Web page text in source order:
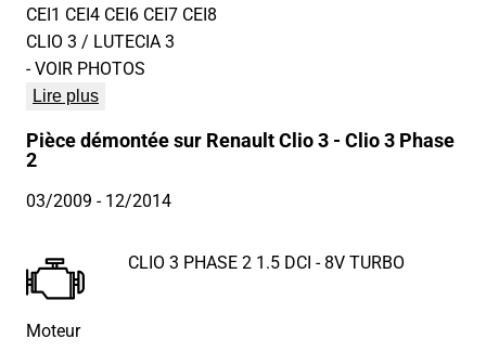
CEI1 CEI4 CEI6 CEI7 CEI8
CLIO 3 / LUTECIA 3
- VOIR PHOTOS
Lire plus
Pièce démontée sur Renault Clio 3 - Clio 3 Phase
2
03/2009 - 12/2014
Moteur
CLIO 3 PHASE 2 1.5 DCI - 8V TURBO